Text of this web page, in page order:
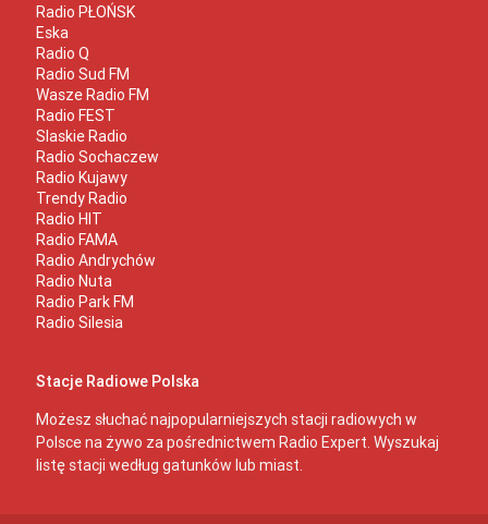
Radio PŁOŃSK
Eska
Radio Q
Radio Sud FM
Wasze Radio FM
Radio FEST
Slaskie Radio
Radio Sochaczew
Radio Kujawy
Trendy Radio
Radio HIT
Radio FAMA
Radio Andrychów
Radio Nuta
Radio Park FM
Radio Silesia
Stacje Radiowe Polska
Możesz słuchać najpopularniejszych stacji radiowych w
Polsce na żywo za pośrednictwem Radio Expert. Wyszukaj
listę stacji według gatunków lub miast.